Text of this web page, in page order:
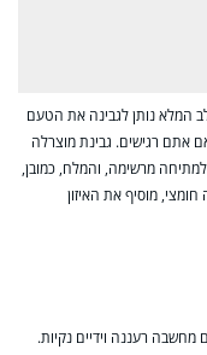
המלא נותן לגבינה את הטעם
אתם רגישים. גבינת מוצרלה
מרשימה, והמלח, כמובן,
מוסיף את האיזון
רעננה וידיים נקיות.